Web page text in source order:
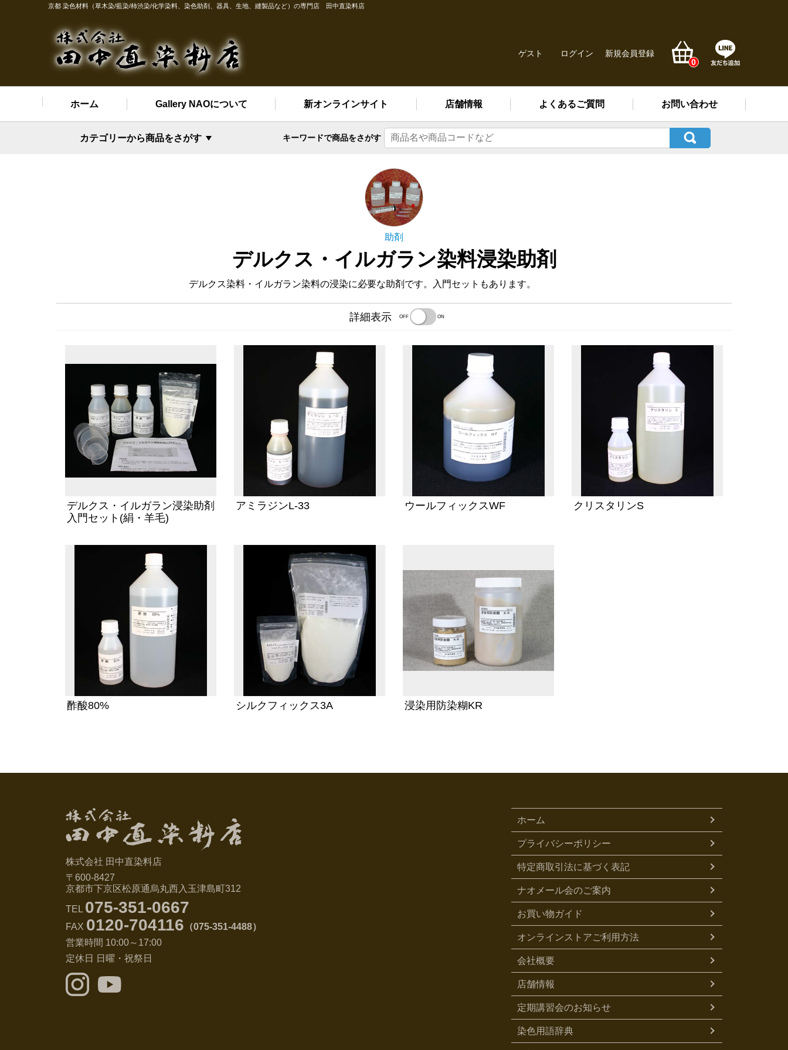
京都 染色材料（草木染/藍染/柿渋染/化学染料、染色助剤、器具、生地、縫製品など）の専門店 田中直染料店
ゲスト ログイン
新規会員登録
0
ホーム Gallery NAOについて 新オンラインサイト 店舗情報 よくあるご質問 お問い合わせ
キーワードで商品をさがす
カテゴリーから商品をさがす
助剤
デルクス・イルガラン染料浸染助剤
デルクス染料・イルガラン染料の浸染に必要な助剤です。入門セットもあります。
詳細表示 OFF ON
デルクス・イルガラン浸染助剤
入門セット(絹・羊毛)
アミラジンL-33 ウールフィックスWF クリスタリンS
酢酸80% シルクフィックス3A 浸染用防染糊KR
ホーム
プライバシーポリシー
特定商取引法に基づく表記
ナオメール会のご案内
お買い物ガイド
オンラインストアご利用方法
会社概要
店舗情報
定期講習会のお知らせ
染色用語辞典
株式会社 田中直染料店
〒600-8427
京都市下京区松原通烏丸西入玉津島町312
TEL 075-351-0667
FAX 0120-704116 （075-351-4488）
営業時間 10:00～17:00
定休日 日曜・祝祭日